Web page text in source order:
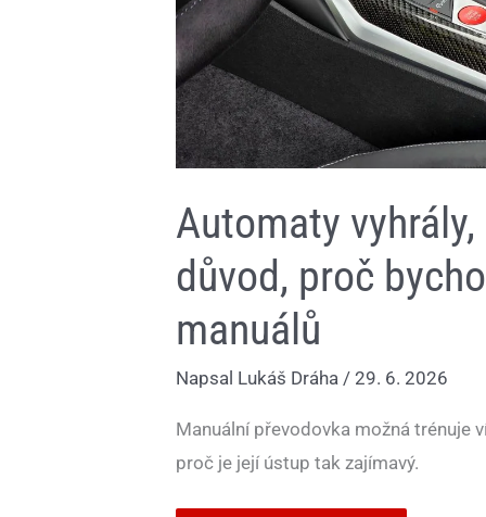
Automaty
důvod, proč
manuálů
Napsal Lukáš Dráha / 29. 6. 2026
Manuální převodovka možná trénuje
proč je její ústup tak zajímavý.